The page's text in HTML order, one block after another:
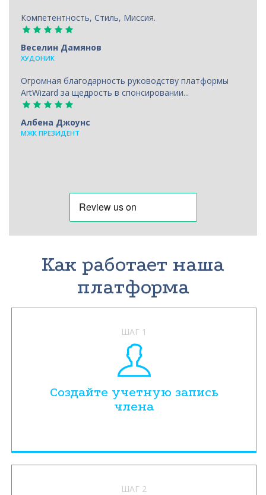
Компетентность, Стиль, Миссия.
Веселин Дамянов
ХУДОНИК
Огромная благодарность руководству платформы
ArtWizard за щедрость в спонсировании...
Албена Джоунс
МЖК ПРЕЗИДЕНТ
Как работает наша
платформа
ШАГ 1
Создайте учетную запись
члена
ШАГ 2